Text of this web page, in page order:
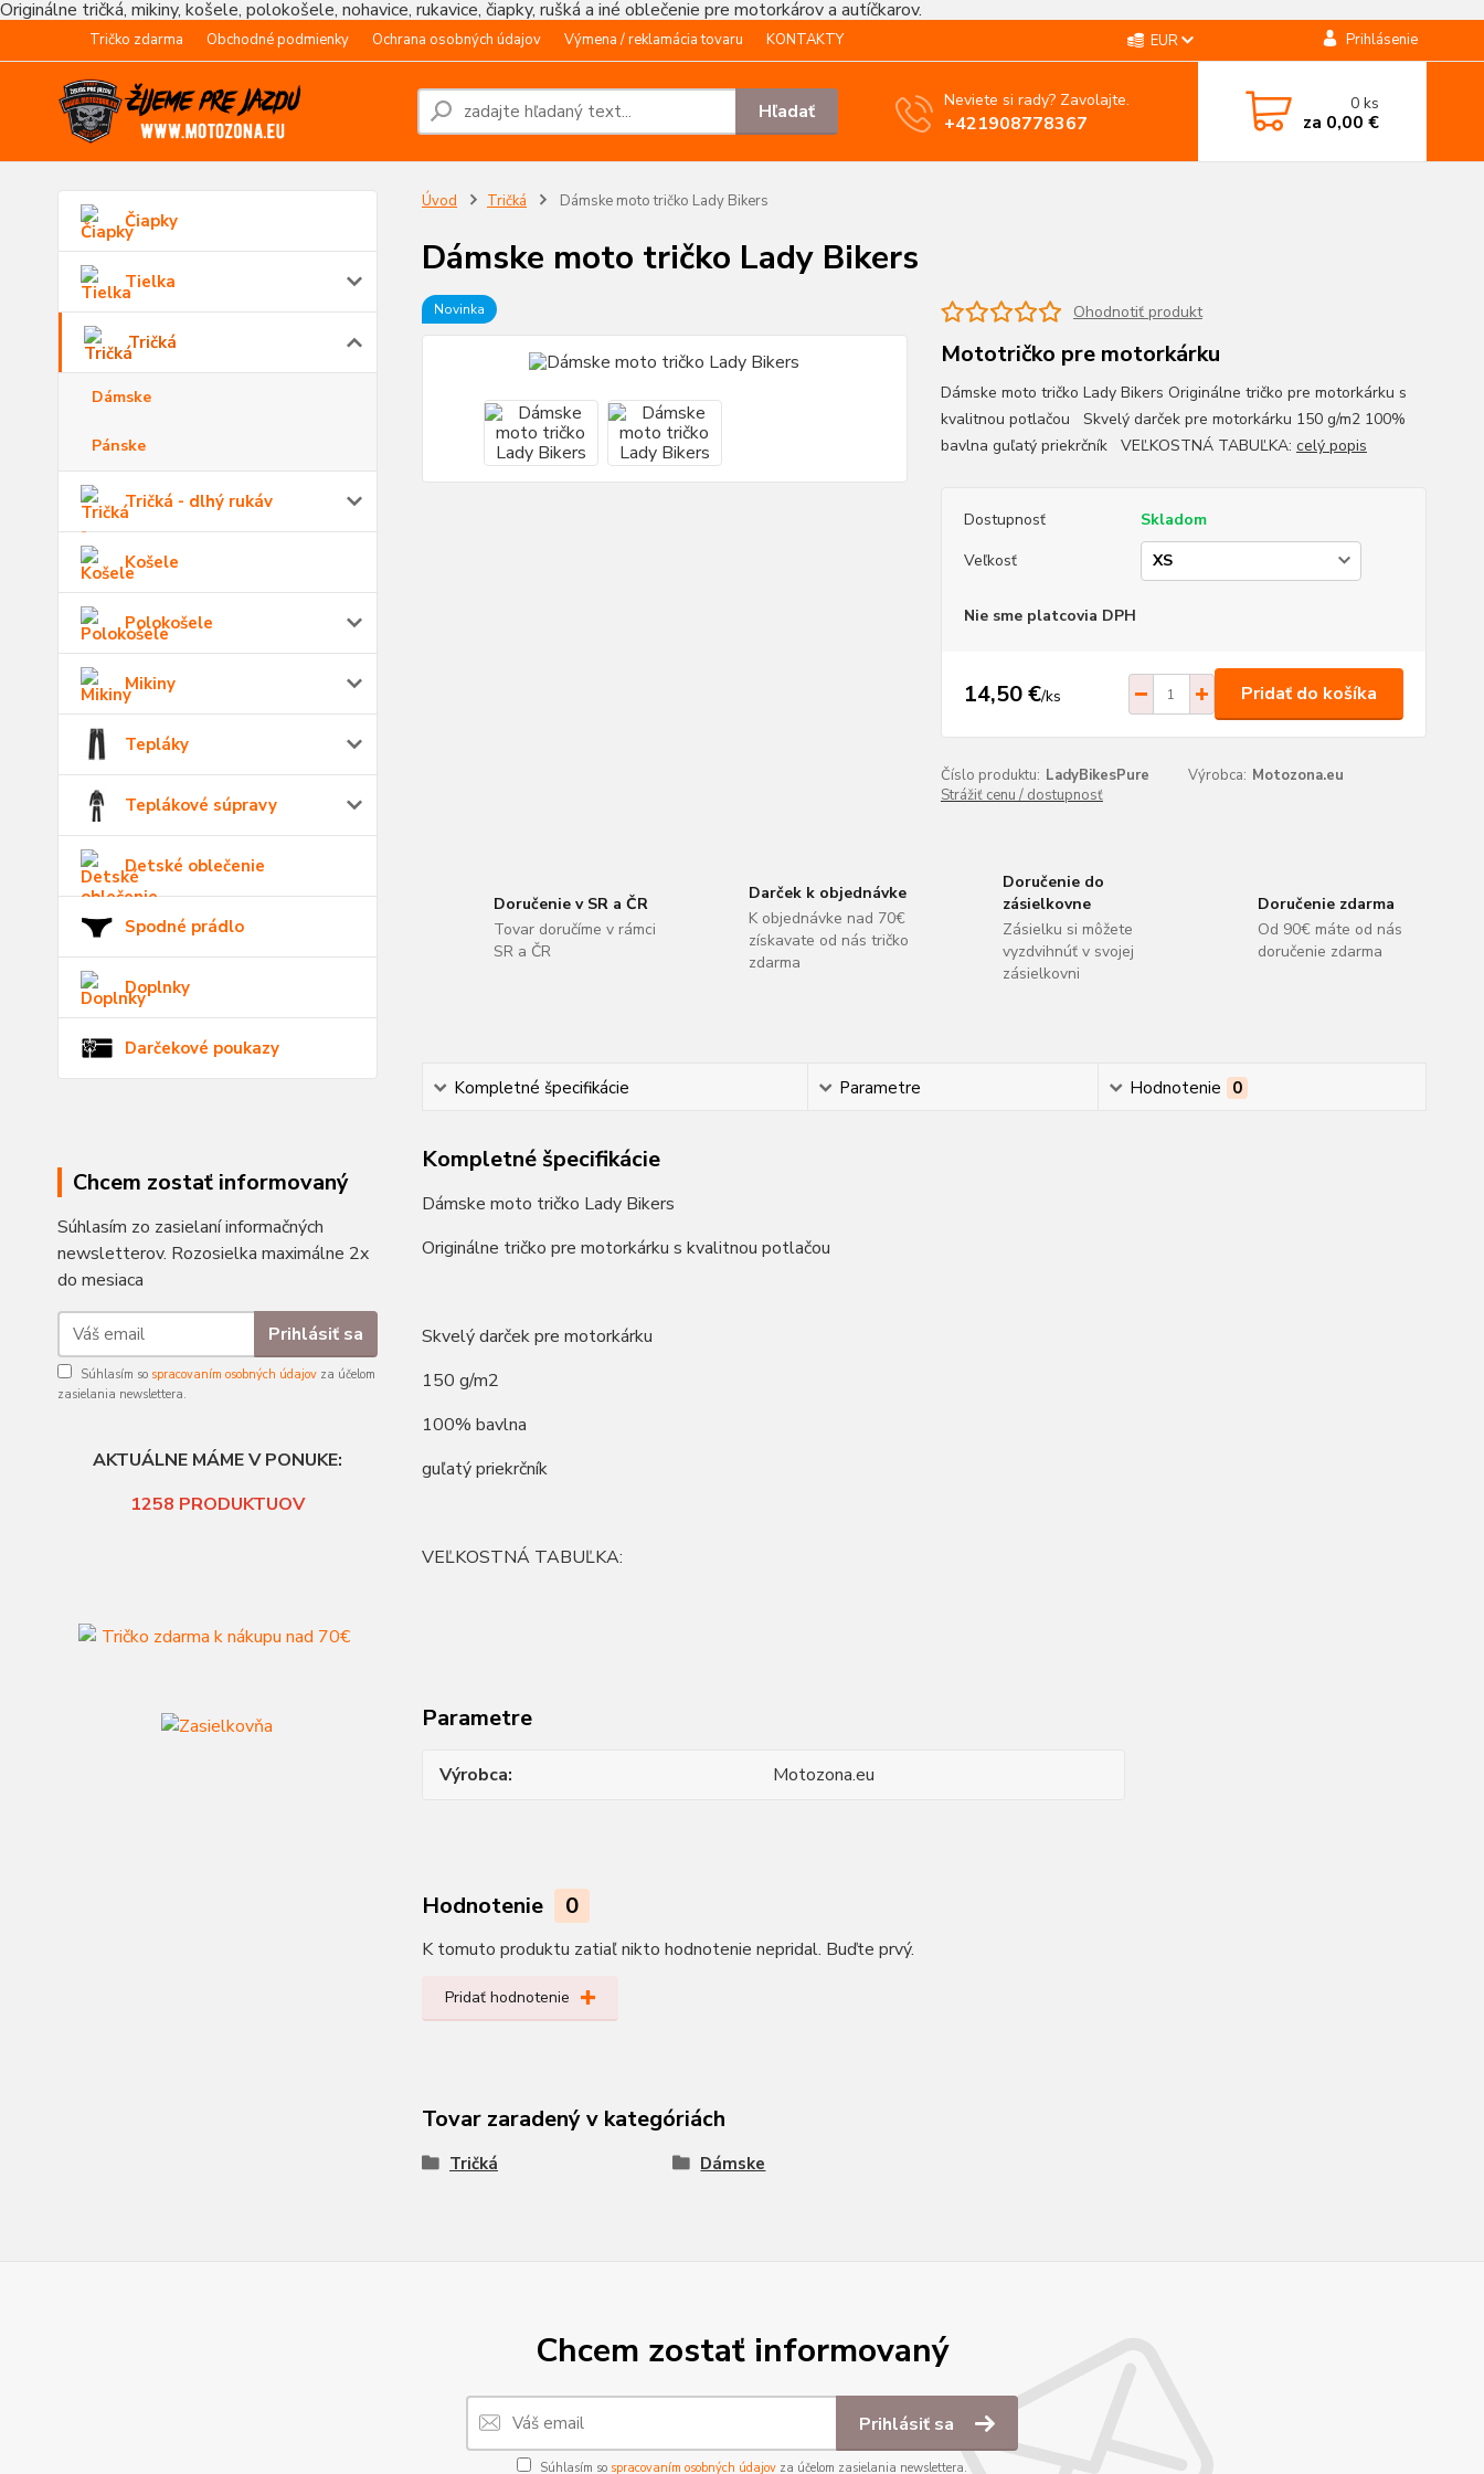
Originálne tričká, mikiny, košele, polokošele, nohavice, rukavice, čiapky, rušká a iné oblečenie pre motorkárov a autíčkarov.
Tričko zdarma Obchodné podmienky Ochrana osobných údajov Výmena / reklamácia tovaru KONTAKTY EUR Prihlásenie
Hľadať Neviete si rady? Zavolajte.
+421908778367
0ks
za 0,00 €
Čiapky
Tielka
Tričká
Dámske
Pánske
Tričká - dlhý rukáv
Košele
Polokošele
Mikiny
Tepláky
Teplákové súpravy
Detské oblečenie
Spodné prádlo
Doplnky
Darčekové poukazy
Chcem zostať informovaný
Súhlasím zo zasielaní informačných
newsletterov. Rozosielka maximálne 2x
do mesiaca
Prihlásiť sa
Súhlasím so spracovaním osobných údajov za účelom
zasielania newslettera.
AKTUÁLNE MÁME V PONUKE:
1258 PRODUKTUOV
Úvod Tričká Dámske moto tričko Lady Bikers
Dámske moto tričko Lady Bikers
Novinka Ohodnotiť produkt
Mototričko pre motorkárku
Dámske moto tričko Lady Bikers Originálne tričko pre motorkárku s
kvalitnou potlačou Skvelý darček pre motorkárku 150 g/m2 100%
bavlna guľatý priekrčník VEĽKOSTNÁ TABUĽKA: celý popis
Dostupnosť
Skladom
Veľkosť
Nie sme platcovia DPH
14,50 €/ks Pridať do košíka
Číslo produktu: LadyBikesPure Výrobca: Motozona.eu
Strážiť cenu / dostupnosť
Doručenie v SR a ČR
Tovar doručíme v rámci
SR a ČR
Darček k objednávke
K objednávke nad 70€
získavate od nás tričko
zdarma
Doručenie do
zásielkovne
Zásielku si môžete
vyzdvihnúť v svojej
zásielkovni
Doručenie zdarma
Od 90€ máte od nás
doručenie zdarma
Kompletné špecifikácie Parametre Hodnotenie 0
Kompletné špecifikácie
Dámske moto tričko Lady Bikers
Originálne tričko pre motorkárku s kvalitnou potlačou
Skvelý darček pre motorkárku
150 g/m2
100% bavlna
guľatý priekrčník
VEĽKOSTNÁ TABUĽKA:
Parametre
Výrobca Motozona.eu
Hodnotenie 0
K tomuto produktu zatiaľ nikto hodnotenie nepridal. Buďte prvý.
Pridať hodnotenie
Tovar zaradený v kategóriách
Tričká Dámske
Chcem zostať informovaný
Prihlásiť sa
Súhlasím so spracovaním osobných údajov za účelom zasielania newslettera.